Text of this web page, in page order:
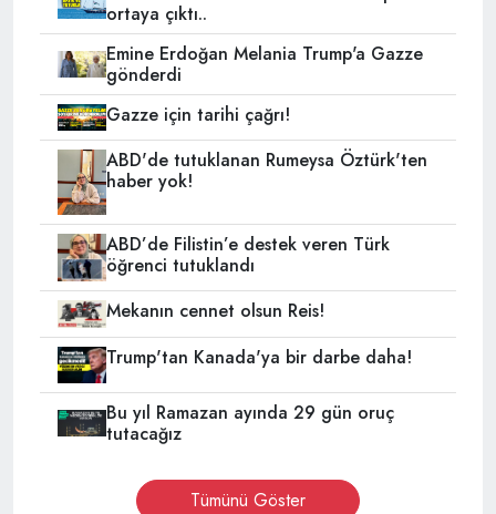
ortaya çıktı..
Emine Erdoğan Melania Trump'a Gazze
gönderdi
Gazze için tarihi çağrı!
ABD'de tutuklanan Rumeysa Öztürk'ten
haber yok!
ABD’de Filistin’e destek veren Türk
öğrenci tutuklandı
Mekanın cennet olsun Reis!
Trump'tan Kanada'ya bir darbe daha!
Bu yıl Ramazan ayında 29 gün oruç
tutacağız
Tümünü Göster